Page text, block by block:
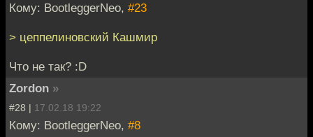
Кому: BootleggerNeo, #23
> цеппелиновский Кашмир
Что не так? :D
Zordon »
#28 | 17.02.18 19:22
Кому: BootleggerNeo, #8